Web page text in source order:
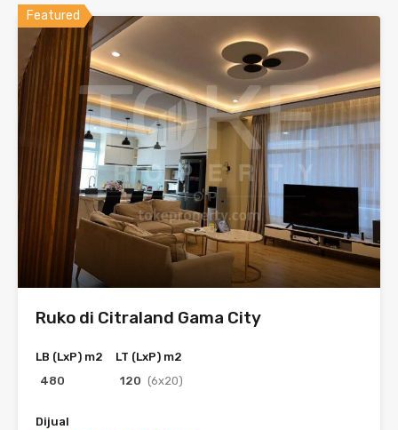
Featured
Ruko di Citraland Gama City
LB (LxP) m2
480
LT (LxP) m2
120 (6x20)
Dijual